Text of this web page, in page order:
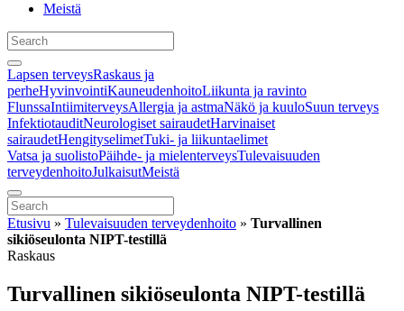
Meistä
Lapsen terveysRaskaus ja
perheHyvinvointiKauneudenhoitoLiikunta ja ravinto
FlunssaIntiimiterveysAllergia ja astmaNäkö ja kuuloSuun terveys
InfektiotauditNeurologiset sairaudetHarvinaiset
sairaudetHengityselimetTuki- ja liikuntaelimet
Vatsa ja suolistoPäihde- ja mielenterveysTulevaisuuden
terveydenhoitoJulkaisutMeistä
Etusivu » Tulevaisuuden terveydenhoito » Turvallinen
sikiöseulonta NIPT-testillä
Raskaus
Turvallinen sikiöseulonta NIPT-testillä